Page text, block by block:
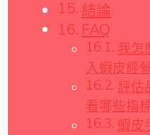
結論
FAQ
我怎
入蝦皮經
評估
看哪些指
蝦皮